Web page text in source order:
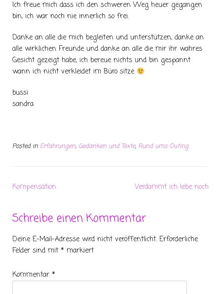
Ich freue mich dass ich den schweren Weg heuer gegangen
bin, ich war noch nie innerlich so frei.
Danke an alle die mich begleiten und unterstützen, danke an
alle wirklichen Freunde und danke an alle die mir ihr wahres
Gesicht gezeigt habe, ich bereue nichts und bin gespannt
wann ich nicht verkleidet im Büro sitze
bussi
sandra
Posted in Erfahrungen, Gedanken und Texte, Rund ums Outing
Kompensation Verdammt ich lebe noch
Schreibe einen Kommentar
Deine E-Mail-Adresse wird nicht veröffentlicht. Erforderliche
Felder sind mit * markiert
Kommentar *